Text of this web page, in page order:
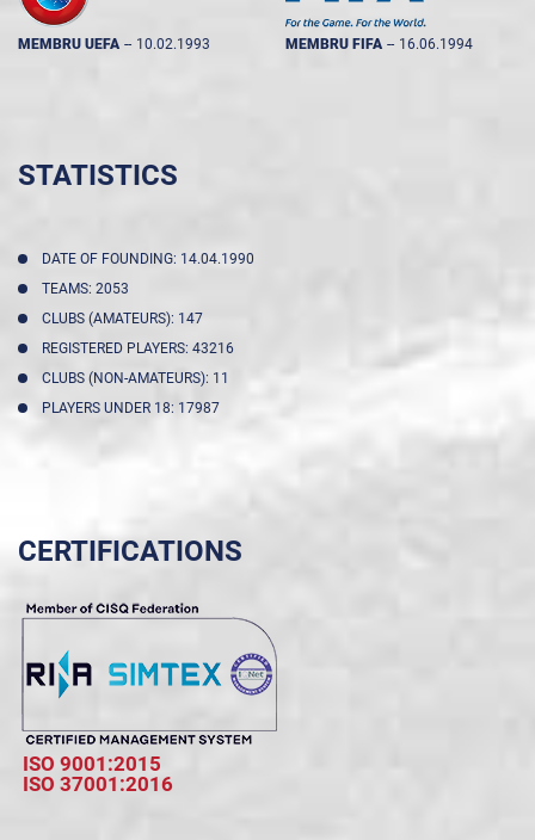
MEMBRU UEFA -- 10.02.1993 MEMBRU FIFA -- 16.06.1994
STATISTICS
DATE OF FOUNDING: 14.04.1990
TEAMS: 2053
CLUBS (AMATEURS): 147
REGISTERED PLAYERS: 43216
CLUBS (NON-AMATEURS): 11
PLAYERS UNDER 18: 17987
CERTIFICATIONS
ISO 9001:2015
ISO 37001:2016